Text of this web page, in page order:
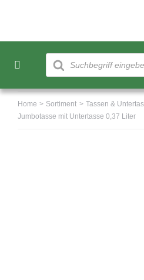
content
Products
search
Toggle
Neu
Home Sortiment
Tassen &
Jumbotasse mit Untertasse 0,37 Liter